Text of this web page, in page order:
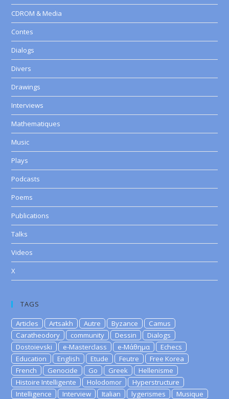
CDROM & Media
Contes
Dialogs
Divers
Drawings
Interviews
Mathematiques
Music
Plays
Podcasts
Poems
Publications
Talks
Videos
X
TAGS
Articles Artsakh Autre Byzance
Camus
Caratheodory
community Dessin
Dialogs
Dostoievski
e-Masterclass e-Μάθημα
Echecs
Education
English Etude Feutre
Free Korea
French
Genocide Go Greek
Hellenisme
Histoire Intelligente
Holodomor
Hyperstructure
Intelligence
Interview Italian lygerismes
Musique